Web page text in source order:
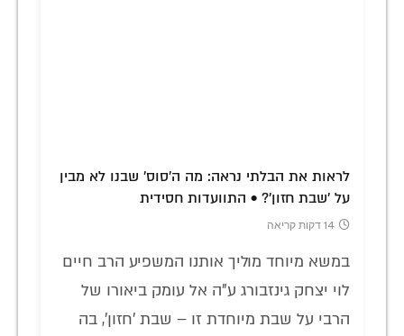
לראות את הבלתי נראה: מה ה'סוס' שבנו לא מבין
על 'שבת חזון'? • התוועדות חסידית
14 דקות קריאה
במשא מיוחד מוליך אותנו המשפיע הרב חיים
לוי יצחק גינזבורג ע"ה אל עומק ביאורו של
הרבי על שבת מיוחדת זו – שבת 'חזון', בה